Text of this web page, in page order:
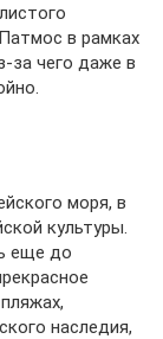
в рамках
за чего даже в
моря, в
культуры.
еще до
наследия,